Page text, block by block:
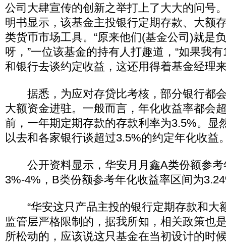
公司大肆宣传的创新之举打上了大大的问号
明书显示，该基金主投银行定期存款、大额
类货币市场工具。“原来他们(基金公司)就是
呀，”一位该基金的持有人打趣道，“如果我
和银行去谈约定收益，这还用得着基金经理
据悉，为应对存贷比考核，部分银行都
大额资金进驻。一般而言，年化收益率都会
前，一年期定期存款的存款利率为3.5%。显
以去和各家银行谈超过3.5%的约定年化收益
公开资料显示，华安月月鑫A类份额参考
3%-4%，B类份额参考年化收益率区间为
“华安这只产品主投的银行定期存款和大
监管层严格限制的，据我所知，相关政策也
所松动的，应该说这只基金在当初设计的时